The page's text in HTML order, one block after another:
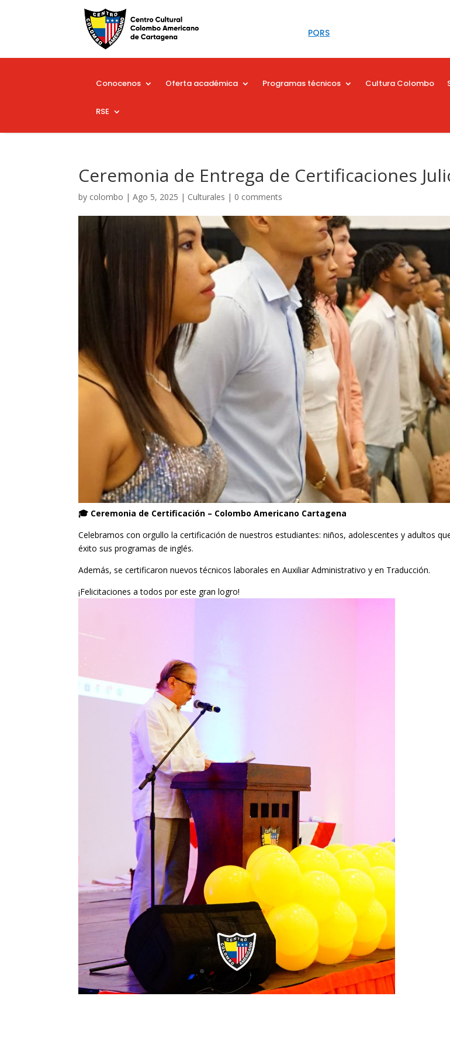
PQRS
Conocenos Oferta académica Programas técnicos Cultura Colombo
RSE
Ceremonia de Entrega de Certificaciones
by colombo |Ago 5, 2025 | Culturales | 0 comments
🎓 Ceremonia de Certificación – Colombo Americano Cartagena
Celebramos con orgullo la certificación de nuestros estudiantes: niños, adolescentes y adultos
éxito sus programas de inglés.
Además, se certificaron nuevos técnicos laborales en Auxiliar Administrativo y en Traducción.
¡Felicitaciones a todos por este gran logro!